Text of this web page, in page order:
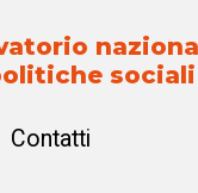
sociali
Contatti